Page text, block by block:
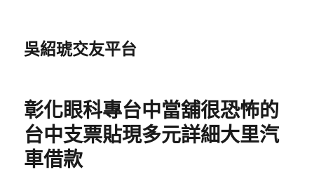
吳紹琥交友平台
彰化眼科專台中當舖很恐怖的
台中支票貼現多元詳細大里汽
車借款